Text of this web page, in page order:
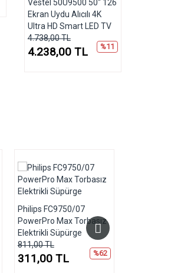
Vestel 50U9500 50'' 126
Ekran Uydu Alıcılı 4K
Ultra HD Smart LED TV
4.738,00 TL
%11
4.238,00 TL
Philips FC9750/07
PowerPro Max Torbasız
Elektrikli Süpürge
811,00 TL
%62
311,00 TL